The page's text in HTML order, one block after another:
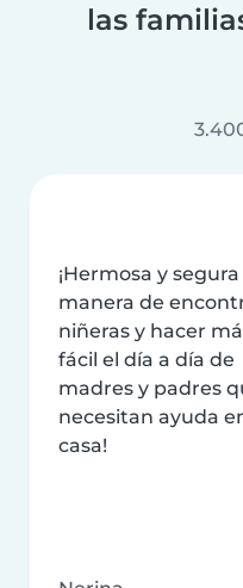
las
¡Hermosa y segura
manera de
niñeras y hacer
fácil el día a día de
madres y padres
necesitan ayuda
casa!